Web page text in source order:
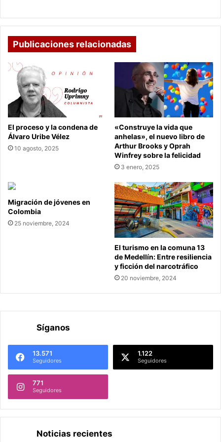
Publicaciones relacionadas
El proceso y la condena de
Álvaro Uribe Vélez
10 agosto, 2025
«Construye la vida que
anhelas», el nuevo libro de
Arthur Brooks y Oprah
Winfrey sobre la felicidad
3 enero, 2025
Migración de jóvenes en
Colombia
25 noviembre, 2024
El turismo en la comuna 13
de Medellín: Entre resiliencia
y ficción del narcotráfico
20 noviembre, 2024
Síganos
13.571
Seguidores
1.122
Seguidores
771
Seguidores
Noticias recientes